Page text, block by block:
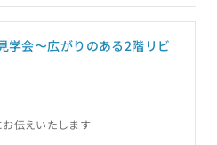
学会〜広がりのある2階リビ
伝えいたします